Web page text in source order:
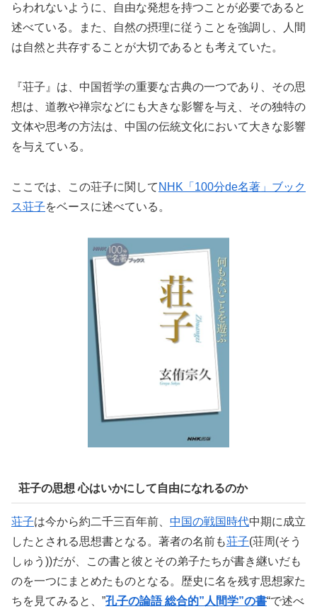
らわれないように、自由な発想を持つことが必要であると
述べている。また、自然の摂理に従うことを強調し、人間
は自然と共存することが大切であるとも考えていた。
『荘子』は、中国哲学の重要な古典の一つであり、その思
想は、道教や禅宗などにも大きな影響を与え、その独特の
文体や思考の方法は、中国の伝統文化において大きな影響
を与えている。
ここでは、この荘子に関して NHK「100分de名著」ブック
ス荘子をベースに述べている。
荘子の思想 心はいかにして自由になれるのか
荘子は今から約二千三百年前、 中国の戦国時代中期に成立
したとされる思想書となる。著者の名前も荘子(荘周(そう
しゅう))だが、この書と彼とその弟子たちが書き継いだも
のを一つにまとめたものとなる。歴史に名を残す思想家た
ちを見てみると、”孔子の論語 総合的”人間学”の書“で述べ